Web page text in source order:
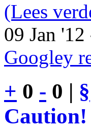
(Lees
09 Jan
Googley
+ 0 - 0 | §